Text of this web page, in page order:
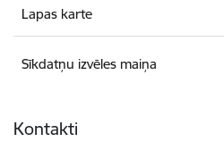
Lapas karte
Sīkdatņu izvēles maiņa
Kontakti